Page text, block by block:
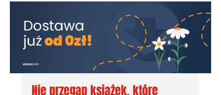
Nie przegap książek, które